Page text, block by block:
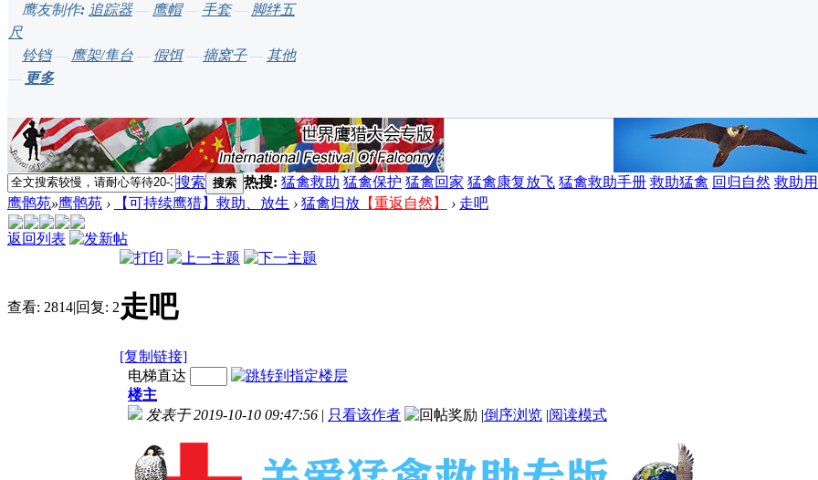
鹰友制作: 追踪器— 鹰帽— 手套— 脚绊五
尺
铃铛— 鹰架/隼台 — 假饵— 摘窝子— 其他
— 更多
搜索 搜索 热搜: 猛禽救助 猛禽保护 猛禽回家 猛禽康复放飞 猛禽救助手册 救助猛禽 回归自然 救助
鹰鹘苑»鹰鹘苑 › 【可持续鹰猎】救助、放生 › 猛禽归放 【重返自然】 › 走吧
返回列表
查看: 2814|回复: 2走吧
[复制链接]
电梯直达
楼主
发表于 2019-10-10 09:47:56 | 只看该作者 |倒序浏览 |阅读模式